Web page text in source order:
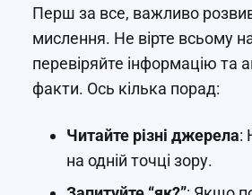
Перш за все, важливо
мислення. Не вірте всьому
перевіряйте інформацію та
факти. Ось кілька порад:
Читайте різні джерела:
на одній точці зору.